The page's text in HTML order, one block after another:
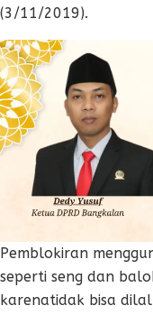
(3/11/2019).
Pemblokiran
seperti seng dan
karenatidak bisa